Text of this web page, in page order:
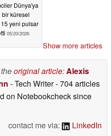
Dünya'ya
bir küresel
yeni pulsar
05/20/2026
Show more articles
original article:Alexis
- Tech Writer- 704 articles
on Notebookchecksince
contact me via:
LinkedIn